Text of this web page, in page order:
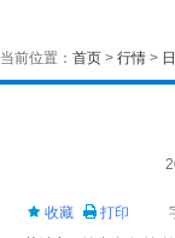
当前位置： 首页 > 行情 >
收藏 打印